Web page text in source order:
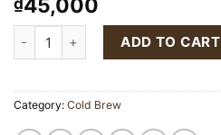
45,000
Cold Brew Cam Đào quantity
ADD TO CART
Category: Cold Brew